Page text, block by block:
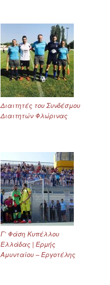
Διαιτητές του Συνδέσμου
Διαιτητών Φλώρινας
Γ’ Φάση Κυπέλλου
Ελλάδας | Ερμής
Αμυνταίου – Εργοτέλης